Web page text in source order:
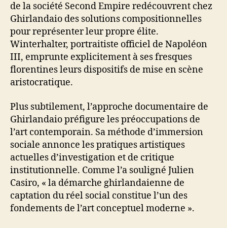
de la société Second Empire redécouvrent chez
Ghirlandaio des solutions compositionnelles
pour représenter leur propre élite.
Winterhalter, portraitiste officiel de Napoléon
III, emprunte explicitement à ses fresques
florentines leurs dispositifs de mise en scène
aristocratique.
Plus subtilement, l’approche documentaire de
Ghirlandaio préfigure les préoccupations de
l’art contemporain. Sa méthode d’immersion
sociale annonce les pratiques artistiques
actuelles d’investigation et de critique
institutionnelle. Comme l’a souligné Julien
Casiro, « la démarche ghirlandaienne de
captation du réel social constitue l’un des
fondements de l’art conceptuel moderne ».